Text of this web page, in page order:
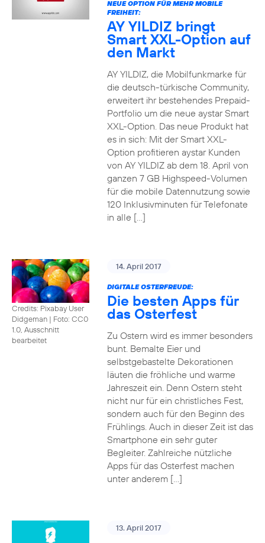
NEUE OPTION FÜR MEHR MOBILE
FREIHEIT:
AY YILDIZ bringt
Smart XXL-Option auf
den Markt
AY YILDIZ, die Mobilfunkmarke für
die deutsch-türkische Community,
erweitert ihr bestehendes Prepaid-
Portfolio um die neue aystar Smart
XXL-Option. Das neue Produkt hat
es in sich: Mit der Smart XXL-
Option profitieren aystar Kunden
von AY YILDIZ ab dem 18. April von
ganzen 7 GB Highspeed-Volumen
für die mobile Datennutzung sowie
120 Inklusivminuten für Telefonate
in alle […]
Credits: Pixabay User
Didgeman | Foto: CC0
1.0, Ausschnitt
bearbeitet
14. April 2017
DIGITALE OSTERFREUDE:
Die besten Apps für
das Osterfest
Zu Ostern wird es immer besonders
bunt. Bemalte Eier und
selbstgebastelte Dekorationen
läuten die fröhliche und warme
Jahreszeit ein. Denn Ostern steht
nicht nur für ein christliches Fest,
sondern auch für den Beginn des
Frühlings. Auch in dieser Zeit ist das
Smartphone ein sehr guter
Begleiter. Zahlreiche nützliche
Apps für das Osterfest machen
unter anderem […]
13. April 2017